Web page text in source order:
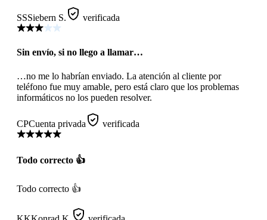
SSSiebern S. verificada
Sin envío, si no llego a llamar…
…no me lo habrían enviado. La atención al cliente por
teléfono fue muy amable, pero está claro que los problemas
informáticos no los pueden resolver.
CPCuenta privada verificada
Todo correcto 👍
Todo correcto 👍